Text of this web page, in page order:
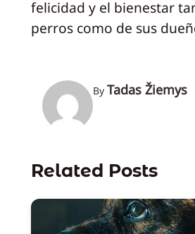
felicidad y el bienestar
perros como de sus
By Tadas Žiemys
Related Posts